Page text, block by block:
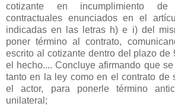
cotizante en incumplimiento de
contractuales enunciados en el
indicadas en las letras h) e i) del
poner término al contrato,
escrito al cotizante dentro del plazo de
el hecho.... Concluye afirmando que
tanto en la ley como en el contrato de
el actor, para ponerle término
unilateral;